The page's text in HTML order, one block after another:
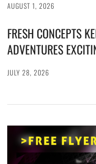
AUGUST 1, 2026
FRESH CONCEPTS
ADVENTURES
JULY 28, 2026